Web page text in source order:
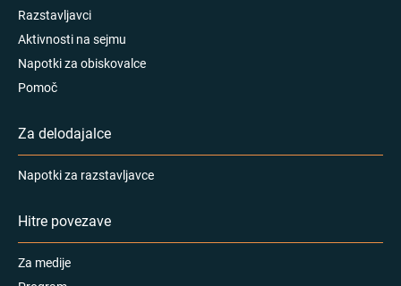
Razstavljavci
Aktivnosti na sejmu
Napotki za obiskovalce
Pomoč
Za delodajalce
Napotki za razstavljavce
Hitre povezave
Za medije